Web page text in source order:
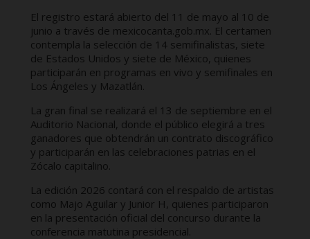
El registro estará abierto del 11 de mayo al 10 de
junio a través de mexicocanta.gob.mx. El certamen
contempla la selección de 14 semifinalistas, siete
de Estados Unidos y siete de México, quienes
participarán en programas en vivo y semifinales en
Los Ángeles y Mazatlán.
La gran final se realizará el 13 de septiembre en el
Auditorio Nacional, donde el público elegirá a tres
ganadores que obtendrán un contrato discográfico
y participarán en las celebraciones patrias en el
Zócalo capitalino.
La edición 2026 contará con el respaldo de artistas
como Majo Aguilar y Junior H, quienes participaron
en la presentación oficial del concurso durante la
conferencia matutina presidencial.